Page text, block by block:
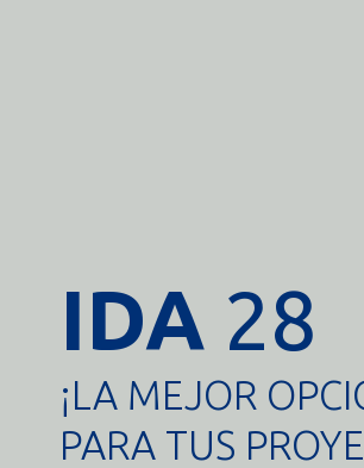
IDA 28
¡LA MEJOR
PARA TUS